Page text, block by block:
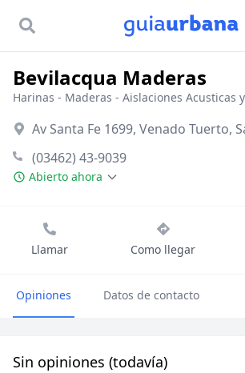
Bevilacqua Maderas
Harinas - Maderas - Aislaciones Acusticas
Av Santa Fe 1699, Venado Tuerto,
(03462) 43-9039
Abierto ahora
Llamar Como llegar
Opiniones Datos de contacto
Sin opiniones (todavía)